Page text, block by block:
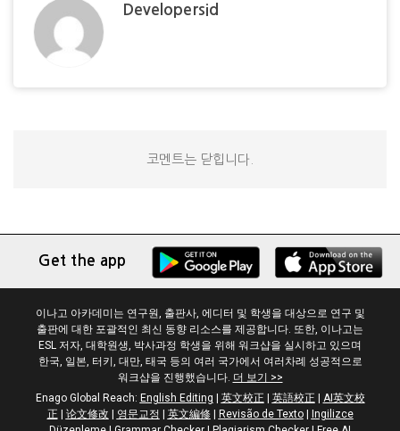
Developersid
코멘트는 닫힙니다.
Get the app
이나고 아카데미는 연구원, 출판사, 에디터 및 학생을 대상으로 연구 및
출판에 대한 포괄적인 최신 동향 리소스를 제공합니다. 또한, 이나고는
ESL 저자, 대학원생, 박사과정 학생을 위해 워크샵을 실시하고 있으며
한국, 일본, 터키, 대만, 태국 등의 여러 국가에서 여러차례 성공적으로
워크샵을 진행했습니다. 더 보기 >>
Enago Global Reach: English Editing | 英文校正 | 英語校正 | AI英文校
正 | 论文修改 | 영문교정 | 英文編修| Revisão de Texto| Ingilizce